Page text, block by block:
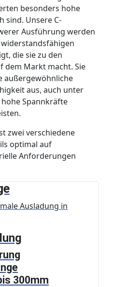
besonders hohe
sind. Unsere C-
Ausführung werden
die sie zu den
dem Markt macht. Sie
außergewöhnliche
aus, auch unter
Spannkräfte
zwei verschiedene
optimal auf
Anforderungen
300mm